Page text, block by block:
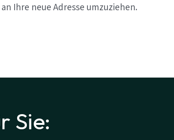
Ihre neue Adresse umzuziehen.
Sie: